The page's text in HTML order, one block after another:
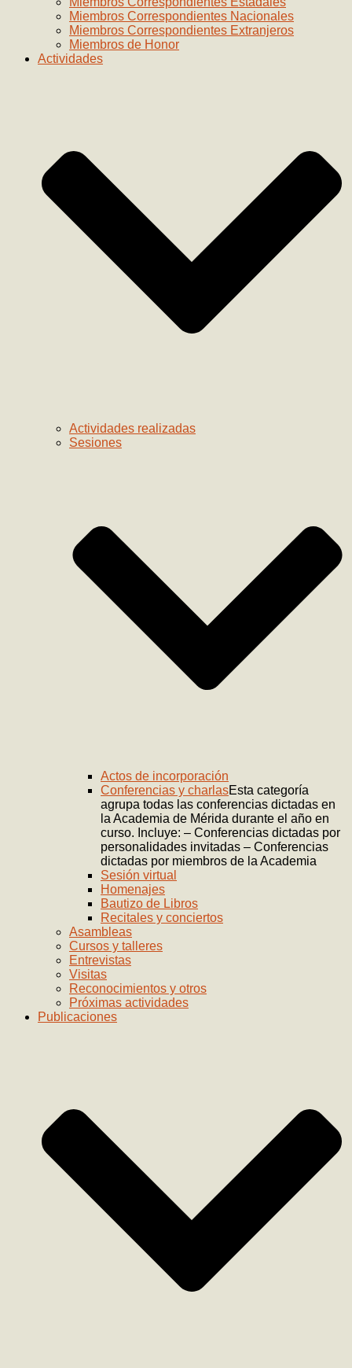
Miembros Correspondientes Nacionales
Miembros Correspondientes Extranjeros
Miembros de Honor
Actividades
Actividades realizadas
Sesiones
Actos de incorporación
Conferencias y charlasEsta categoría
agrupa todas las conferencias dictadas en
la Academia de Mérida durante el año en
curso. Incluye: – Conferencias dictadas por
personalidades invitadas – Conferencias
dictadas por miembros de la Academia
Sesión virtual
Homenajes
Bautizo de Libros
Recitales y conciertos
Asambleas
Cursos y talleres
Entrevistas
Visitas
Reconocimientos y otros
Próximas actividades
Publicaciones